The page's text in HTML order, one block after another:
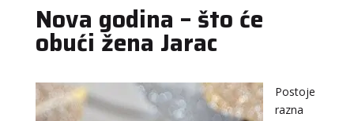
Nova godina – što će
obući žena Jarac
Postoje
razna